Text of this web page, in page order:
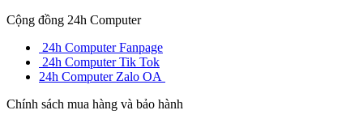
Cộng đồng 24h Computer
24h Computer Fanpage
24h Computer Tik Tok
24h Computer Zalo OA
Chính sách mua hàng và bảo hành